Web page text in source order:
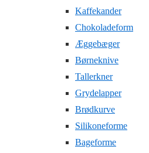
Kaffekander
Chokoladeform
Æggebæger
Børneknive
Tallerkner
Grydelapper
Brødkurve
Silikoneforme
Bageforme